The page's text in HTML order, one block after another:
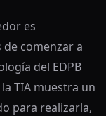
es
de comenzar a
del EDPB
la TIA muestra un
para realizarla,